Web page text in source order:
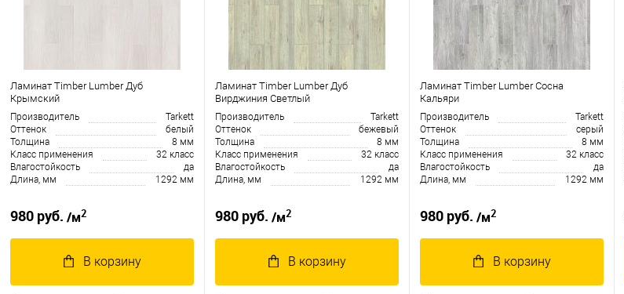
Ламинат Timber Lumber Дуб
Крымский
Производитель
Tarkett
Оттенок
белый
Толщина
8 мм
Класс применения
32 класс
Влагостойкость
да
Длина, мм
1292 мм
980 руб. /м2
В корзину
Ламинат Timber Lumber Дуб
Вирджиния Светлый
Производитель
Tarkett
Оттенок
бежевый
Толщина
8 мм
Класс применения
32 класс
Влагостойкость
да
Длина, мм
1292 мм
980 руб. /м2
В корзину
Ламинат Timber Lumber Сосна
Кальяри
Производитель
Tarkett
Оттенок
серый
Толщина
8 мм
Класс применения
32 класс
Влагостойкость
да
Длина, мм
1292 мм
980 руб. /м2
В корзину